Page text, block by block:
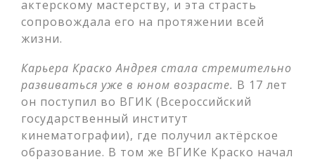
актерскому мастерству, и эта страсть
сопровождала его на протяжении всей
жизни.
Карьера Краско Андрея стала стремительно
развиваться уже в юном возрасте. В 17 лет
он поступил во ВГИК (Всероссийский
государственный институт
кинематографии), где получил актёрское
образование. В том же ВГИКе Краско начал